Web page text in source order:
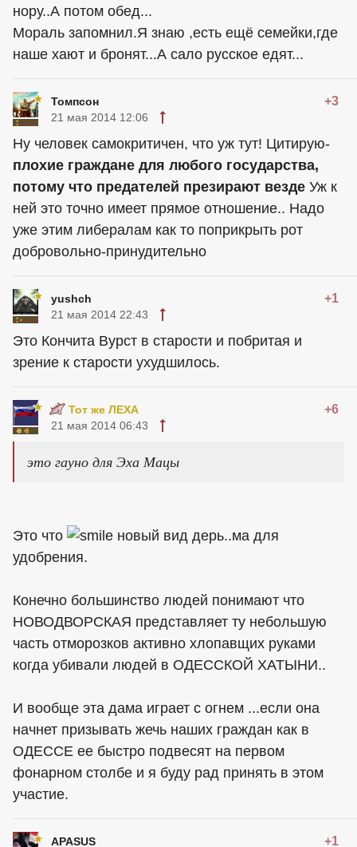
нору..А потом обед...
Мораль запомнил.Я знаю ,есть ещё семейки,где
наше хают и бронят...А сало русское едят...
Томпсон +3
21 мая 2014 12:06
Ну человек самокритичен, что уж тут! Цитирую-
плохие граждане для любого государства,
потому что предателей презирают везде Уж к
ней это точно имеет прямое отношение.. Надо
уже этим либералам как то поприкрыть рот
добровольно-принудительно
yushch +1
21 мая 2014 22:43
Это Кончита Вурст в старости и побритая и
зрение к старости ухудшилось.
Тот же ЛЕХА +6
21 мая 2014 06:43
это гауно для Эха Мацы
Это что
новый вид дерь..ма для
удобрения.
Конечно большинство людей понимают что
НОВОДВОРСКАЯ представляет ту небольшую
часть отморозков активно хлопавщих руками
когда убивали людей в ОДЕССКОЙ ХАТЫНИ..
И вообще эта дама играет с огнем ...если она
начнет призывать жечь наших граждан как в
ОДЕССЕ ее быстро подвесят на первом
фонарном столбе и я буду рад принять в этом
участие.
APASUS +1